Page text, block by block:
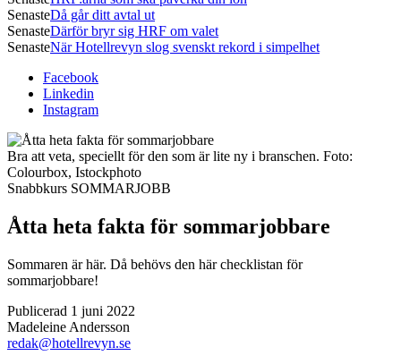
SenasteDå går ditt avtal ut
SenasteDärför bryr sig HRF om valet
SenasteNär Hotellrevyn slog svenskt rekord i simpelhet
Facebook
Linkedin
Instagram
Bra att veta, speciellt för den som är lite ny i branschen. Foto:
Colourbox, Istockphoto
Snabbkurs SOMMARJOBB
Åtta heta fakta för sommarjobbare
Sommaren är här. Då behövs den här checklistan för
sommarjobbare!
Publicerad 1 juni 2022
Madeleine Andersson
redak@hotellrevyn.se